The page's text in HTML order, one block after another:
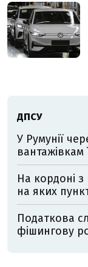
ДПСУ
У Румунії
вантажівкам
На кордоні
на яких
Податкова
фішингову